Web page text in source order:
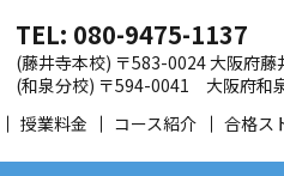
授業料金 コース紹介 合格ス
TEL: 080-9475-1137
(藤井寺本校) 〒583-0024 大阪府
(和泉分校) 〒594-0041 大阪府和